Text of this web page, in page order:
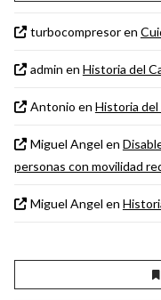
turbocompresoren
admin en Historia del
Antonio en Historia del
Miguel Angel en
personas con movilidad
Miguel Angel en